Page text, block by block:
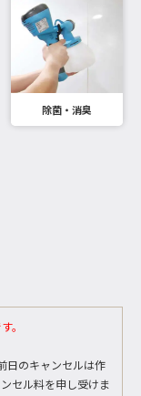
除菌・消臭
。
日のキャンセルは作
セル料を申し受けま